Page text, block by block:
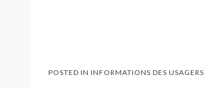
POSTED IN INFORMATIONS DES USAGERS